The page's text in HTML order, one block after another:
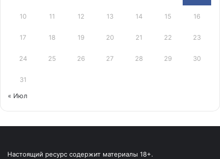
10 11 12 13 14 15 16
17 18 19 20 21 22 23
24 25 26 27 28 29 30
31
« Июл
Настоящий ресурс содержит материалы 18+.